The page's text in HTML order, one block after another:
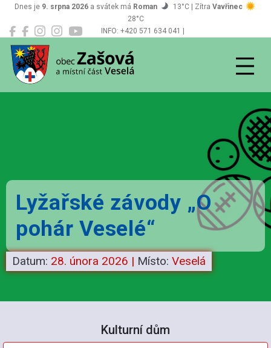
INFO: +420 571 634 041 |
Dnes je 9. srpna 2026 a svátek má Roman 13°C | Zítra Vavřinec
28°C
Zašová
Lyžařské závody „O
pohár Veselé“
Datum: 28. února 2026 | Místo: Veselá
Kulturní dům